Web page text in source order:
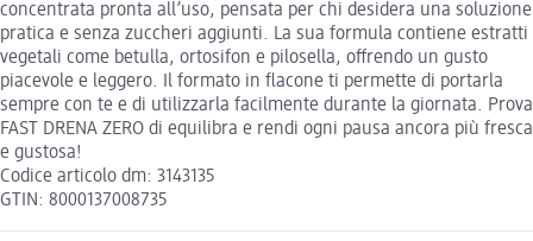
concentrata pronta all’uso, pensata per chi desidera una soluzione
pratica e senza zuccheri aggiunti. La sua formula contiene estratti
vegetali come betulla, ortosifon e pilosella, offrendo un gusto
piacevole e leggero. Il formato in flacone ti permette di portarla
sempre con te e di utilizzarla facilmente durante la giornata. Prova
FAST DRENA ZERO di equilibra e rendi ogni pausa ancora più fresca
e gustosa!
Codice articolo dm: 3143135
GTIN: 8000137008735